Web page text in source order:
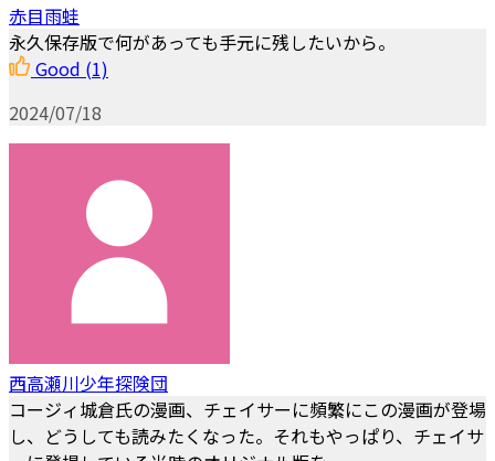
赤目雨蛙
永久保存版で何があっても手元に残したいから。
Good (1)
2024/07/18
西高瀬川少年探険団
コージィ城倉氏の漫画、チェイサーに頻繁にこの漫画が登場
し、どうしても読みたくなった。それもやっぱり、チェイサ